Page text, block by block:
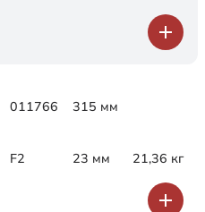
011766 315 мм
F2 23 мм 21,36 кг